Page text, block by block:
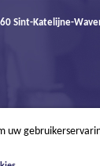
Sint-Katelijne-
uw